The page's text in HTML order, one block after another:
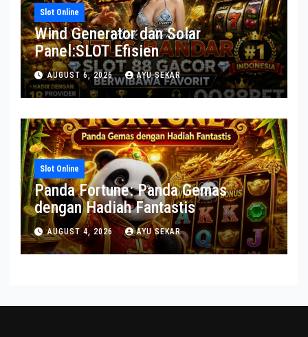
Slot Online
Wind Generator dan Solar
Panel:SLOT Efisien
AUGUST 6, 2026 AYU SEKAR
Slot Online
Panda Fortune: Panda Gemas
dengan Hadiah Fantastis
AUGUST 4, 2026 AYU SEKAR